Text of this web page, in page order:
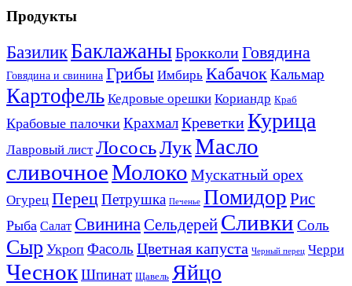
Продукты
БазиликБаклажаныБрокколиГовядина
Говядина и свинина Грибы Имбирь КабачокКальмар
Картофель Кедровые орешки Кориандр Краб
Крабовые палочки КрахмалКреветкиКурица
Лавровый лист ЛососьЛукМасло
сливочноеМолоко Мускатный орех
Огурец ПерецПетрушка Печенье Помидор Рис
Рыба Салат СвининаСельдерей Сливки Соль
Сыр Укроп Фасоль Цветная капуста Черный перец Черри
ЧеснокШпинат Щавель Яйцо